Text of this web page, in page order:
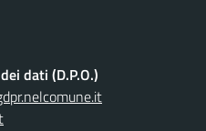
dati (D.P.O.)